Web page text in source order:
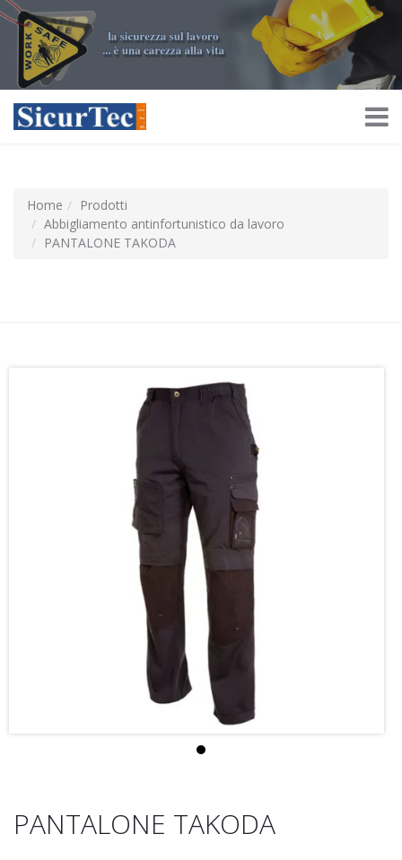
Home
Prodotti
Abbigliamento antinfortunistico da lavoro
PANTALONE TAKODA
PANTALONE TAKODA